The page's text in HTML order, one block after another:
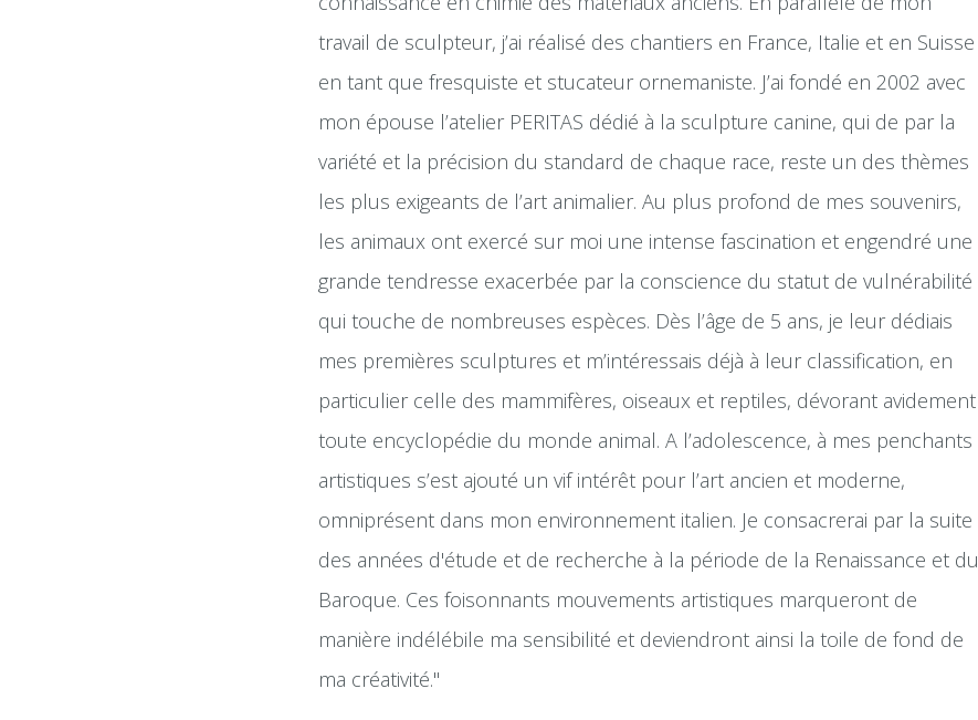
travail de sculpteur, j’ai réalisé des chantiers en France, Italie et en Suisse
en tant que fresquiste et stucateur ornemaniste. J’ai fondé en 2002 avec
mon épouse l’atelier PERITAS dédié à la sculpture canine, qui de par la
variété et la précision du standard de chaque race, reste un des thèmes
les plus exigeants de l’art animalier. Au plus profond de mes souvenirs,
les animaux ont exercé sur moi une intense fascination et engendré une
grande tendresse exacerbée par la conscience du statut de vulnérabilité
qui touche de nombreuses espèces. Dès l’âge de 5 ans, je leur dédiais
mes premières sculptures et m’intéressais déjà à leur classification, en
particulier celle des mammifères, oiseaux et reptiles, dévorant avidement
toute encyclopédie du monde animal. A l’adolescence, à mes penchants
artistiques s’est ajouté un vif intérêt pour l’art ancien et moderne,
omniprésent dans mon environnement italien. Je consacrerai par la suite
des années d'étude et de recherche à la période de la Renaissance et du
Baroque. Ces foisonnants mouvements artistiques marqueront de
manière indélébile ma sensibilité et deviendront ainsi la toile de fond de
ma créativité."